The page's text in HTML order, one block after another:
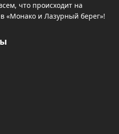
что происходит на
«Монако и Лазурный берег»!